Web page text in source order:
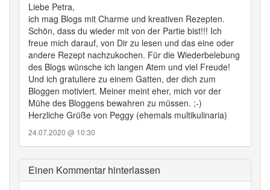
Liebe Petra,
ich mag Blogs mit Charme und kreativen Rezepten.
Schön, dass du wieder mit von der Partie bist!!! Ich
freue mich darauf, von Dir zu lesen und das eine oder
andere Rezept nachzukochen. Für die Wiederbelebung
des Blogs wünsche ich langen Atem und viel Freude!
Und ich gratuliere zu einem Gatten, der dich zum
Bloggen motiviert. Meiner meint eher, mich vor der
Mühe des Bloggens bewahren zu müssen. ;-)
Herzliche Grüße von Peggy (ehemals multikulinaria)
24.07.2020 @ 10:30
Einen Kommentar hinterlassen